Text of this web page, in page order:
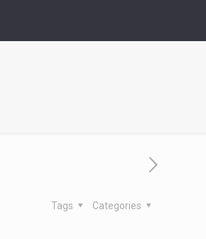
Categories
Tags